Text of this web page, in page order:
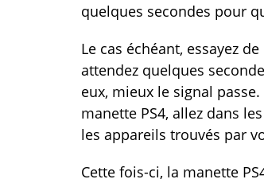
quelques secondes pour
Le cas échéant, essayez
attendez quelques
eux, mieux le signal
manette PS4, allez dans
les appareils trouvés par
Cette fois-ci, la manette